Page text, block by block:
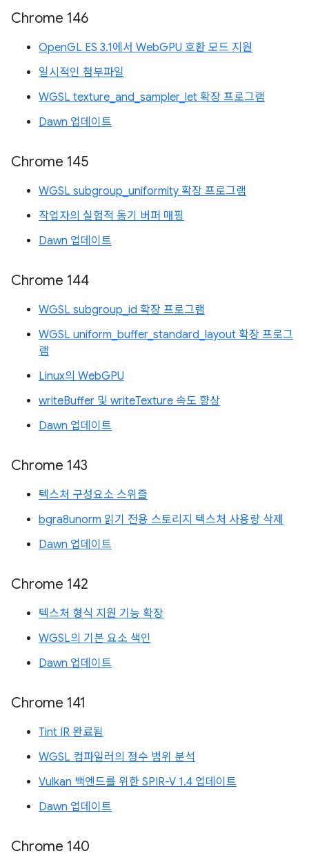
Chrome 146
OpenGL ES 3.1에서 WebGPU 호환 모드 지원
일시적인 첨부파일
WGSL texture_and_sampler_let 확장 프로그램
Dawn 업데이트
Chrome 145
WGSL subgroup_uniformity 확장 프로그램
작업자의 실험적 동기 버퍼 매핑
Dawn 업데이트
Chrome 144
WGSL subgroup_id 확장 프로그램
WGSL uniform_buffer_standard_layout 확장 프로그
램
Linux의 WebGPU
writeBuffer 및 writeTexture 속도 향상
Dawn 업데이트
Chrome 143
텍스처 구성요소 스위즐
bgra8unorm 읽기 전용 스토리지 텍스처 사용량 삭제
Dawn 업데이트
Chrome 142
텍스처 형식 지원 기능 확장
WGSL의 기본 요소 색인
Dawn 업데이트
Chrome 141
Tint IR 완료됨
WGSL 컴파일러의 정수 범위 분석
Vulkan 백엔드를 위한 SPIR-V 1.4 업데이트
Dawn 업데이트
Chrome 140